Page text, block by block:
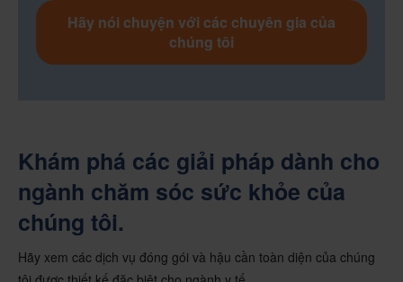
Hãy nói chuyện với các chuyên gia của
chúng tôi
Khám phá các giải pháp dành cho
ngành chăm sóc sức khỏe của
chúng tôi.
Hãy xem các dịch vụ đóng gói và hậu cần toàn diện của chúng